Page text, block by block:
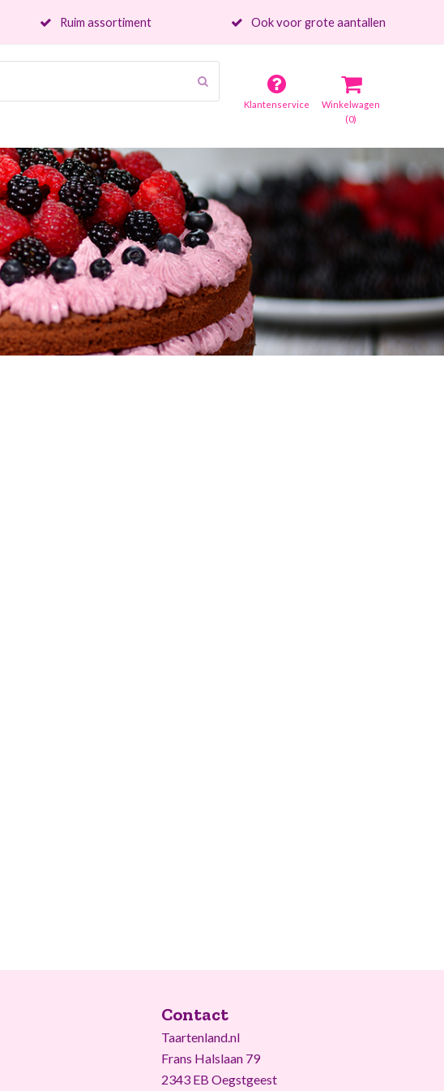
Ruim assortiment Ook voor grote aantallen
Klantenservice
Winkelwagen
(0)
Contact
Taartenland.nl
Frans Halslaan 79
2343 EB Oegstgeest